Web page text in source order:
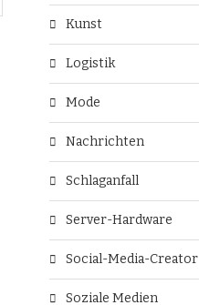
Kunst
Logistik
Mode
Nachrichten
Schlaganfall
Server-Hardware
Social-Media-Creator
Soziale Medien